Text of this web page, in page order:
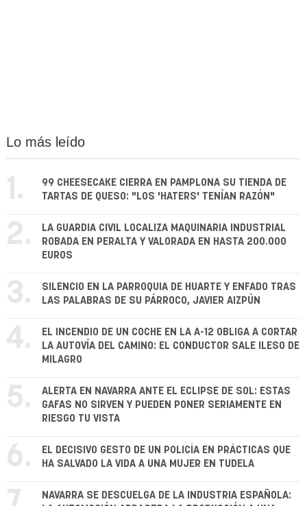
Lo más leído
1.
99 CHEESECAKE CIERRA EN PAMPLONA SU TIENDA DE
TARTAS DE QUESO: "LOS 'HATERS' TENÍAN RAZÓN"
2.
LA GUARDIA CIVIL LOCALIZA MAQUINARIA INDUSTRIAL
ROBADA EN PERALTA Y VALORADA EN HASTA 200.000
EUROS
3.
SILENCIO EN LA PARROQUIA DE HUARTE Y ENFADO TRAS
LAS PALABRAS DE SU PÁRROCO, JAVIER AIZPÚN
4.
EL INCENDIO DE UN COCHE EN LA A-12 OBLIGA A CORTAR
LA AUTOVÍA DEL CAMINO: EL CONDUCTOR SALE ILESO DE
MILAGRO
5.
ALERTA EN NAVARRA ANTE EL ECLIPSE DE SOL: ESTAS
GAFAS NO SIRVEN Y PUEDEN PONER SERIAMENTE EN
RIESGO TU VISTA
6.
EL DECISIVO GESTO DE UN POLICÍA EN PRÁCTICAS QUE
HA SALVADO LA VIDA A UNA MUJER EN TUDELA
NAVARRA SE DESCUELGA DE LA INDUSTRIA ESPAÑOLA: